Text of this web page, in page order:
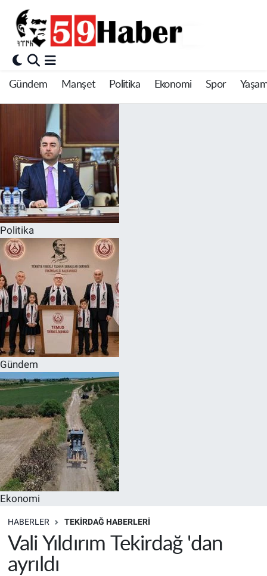
Gündem Manşet Politika Ekonomi Spor
Politika
Gündem
Ekonomi
HABERLER TEKIRDAĞ HABERLERI
Vali Yıldırım Tekirdağ 'dan
ayrıldı